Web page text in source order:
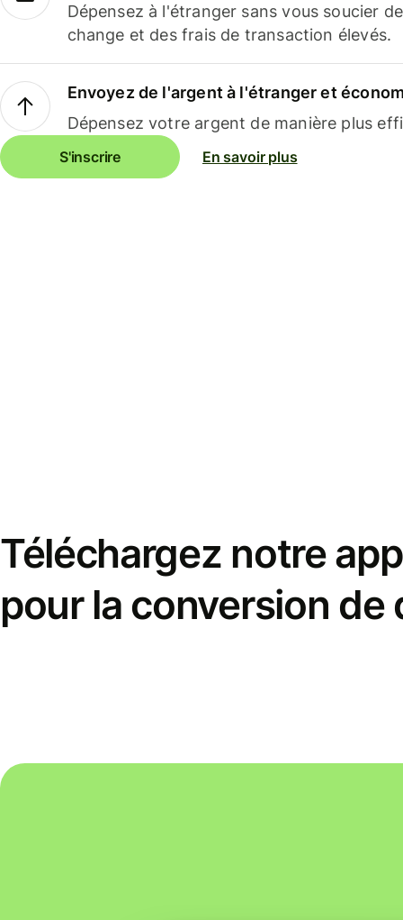
Dépensez à l'étranger sans vous soucier
change et des frais de transaction élevés.
Envoyez de l'argent à l'étranger et
Dépensez votre argent de manière plus
S'inscrire En savoir plus
Téléchargez notre
pour la conversion de